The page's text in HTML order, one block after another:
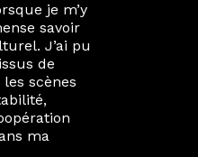
dans les
Diplôme
que
En
des projets
Langkawi,
curatrice
et les